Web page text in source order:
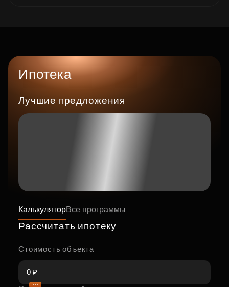
Ипотека
Лучшие предложения
КалькуляторВсе программы
Рассчитать ипотеку
Стоимость объекта